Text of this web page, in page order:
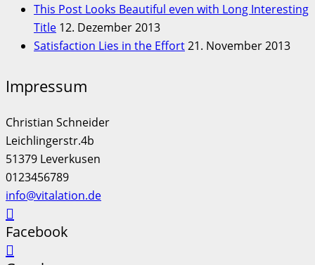
This Post Looks Beautiful even with Long Interesting
Title 12. Dezember 2013
Satisfaction Lies in the Effort21. November 2013
Impressum
Christian Schneider
Leichlingerstr.4b
51379 Leverkusen
0123456789
info@vitalation.de
Facebook